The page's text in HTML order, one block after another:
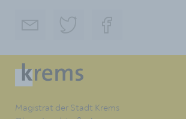
Magistrat der Stadt Krems